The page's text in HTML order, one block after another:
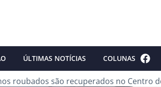
ÚLTIMAS NOTÍCIAS COLUNAS
roubados são recuperados no Centro